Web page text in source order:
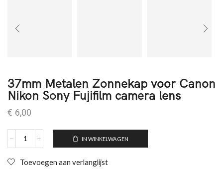
37mm Metalen Zonnekap voor Canon
Nikon Sony Fujifilm camera lens
€ 6,00
IN WINKELWAGEN
Toevoegen aan verlanglijst